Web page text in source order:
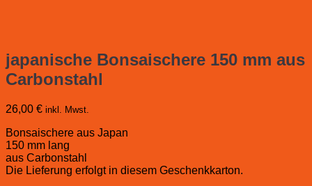
japanische Bonsaischere 150 mm aus
Carbonstahl
26,00 € inkl. Mwst.
Bonsaischere aus Japan
150 mm lang
aus Carbonstahl
Die Lieferung erfolgt in diesem Geschenkkarton.